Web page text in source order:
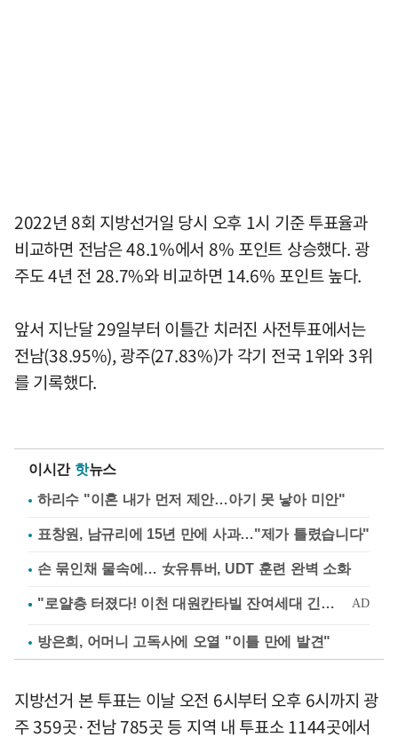
2022년 8회 지방선거일 당시 오후 1시 기준 투표율과
비교하면 전남은 48.1%에서 8% 포인트 상승했다. 광
주도 4년 전 28.7%와 비교하면 14.6% 포인트 높다.
앞서 지난달 29일부터 이틀간 치러진 사전투표에서는
전남(38.95%), 광주(27.83%)가 각기 전국 1위와 3위
를 기록했다.
이시간 핫뉴스
하리수 "이혼 내가 먼저 제안…아기 못 낳아 미안"
표창원, 남규리에 15년 만에 사과…"제가 틀렸습니다"
손 묶인채 물속에… 女유튜버, UDT 훈련 완벽 소화
방은희, 어머니 고독사에 오열 "이틀 만에 발견"
지방선거 본 투표는 이날 오전 6시부터 오후 6시까지 광
주 359곳·전남 785곳 등 지역 내 투표소 1144곳에서